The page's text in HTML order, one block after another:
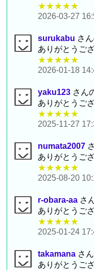
★★★★★
2026-03-27
surukabu さ
ありがとうご
★★★★★
2026-01-18
yaku123 さん
ありがとうご
★★★★★
2025-11-27
numata2007
ありがとうご
★★★★★
2025-08-20
r-obara-aa さ
ありがとうご
★★★★★
2025-01-24
takamana さ
ありがとうご